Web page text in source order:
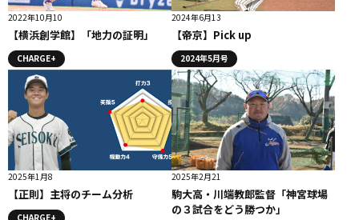
2022年10月10
【横浜創学館】「地力の証明」
CHARGE+
2024年6月13
【帝京】Pick up
2024年5月号
2025年1月8
【正則】主将のチーム分析
CHARGE+
2025年2月21
駒大高・川端教郎監督「神宮球場
の３試合をどう勝つか」